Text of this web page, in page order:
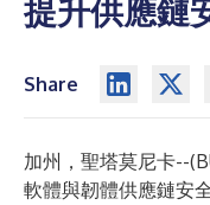
提升供應鏈
Share
加州，聖塔莫尼卡--(
軟體與韌體供應鏈安